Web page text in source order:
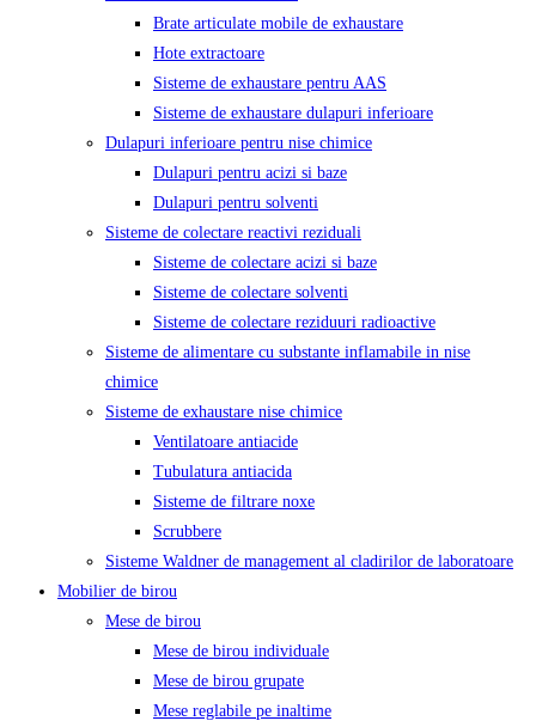
Brate articulate mobile de exhaustare
Hote extractoare
Sisteme de exhaustare pentru AAS
Sisteme de exhaustare dulapuri inferioare
Dulapuri inferioare pentru nise chimice
Dulapuri pentru acizi si baze
Dulapuri pentru solventi
Sisteme de colectare reactivi reziduali
Sisteme de colectare acizi si baze
Sisteme de colectare solventi
Sisteme de colectare reziduuri radioactive
Sisteme de alimentare cu substante inflamabile in nise
chimice
Sisteme de exhaustare nise chimice
Ventilatoare antiacide
Tubulatura antiacida
Sisteme de filtrare noxe
Scrubbere
Sisteme Waldner de management al cladirilor de laboratoare
Mobilier de birou
Mese de birou
Mese de birou individuale
Mese de birou grupate
Mese reglabile pe inaltime